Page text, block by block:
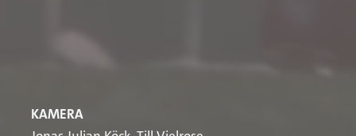
KAMERA